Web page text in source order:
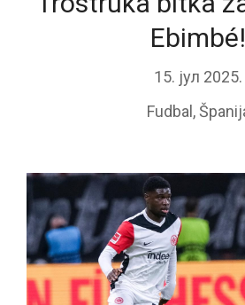
Ebimbé!
15. јул 2025.
Fudbal ,